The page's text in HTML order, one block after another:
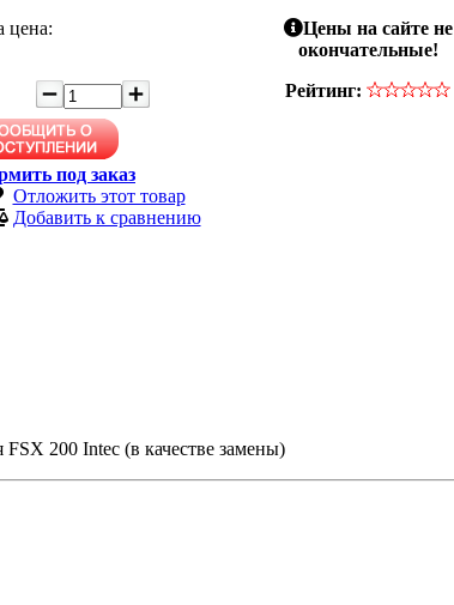
цена:
под заказ
Отложить этот товар
Добавить к сравнению
Цены на сайте не
окончательные!
Рейтинг:
200 Intec (в качестве замены)